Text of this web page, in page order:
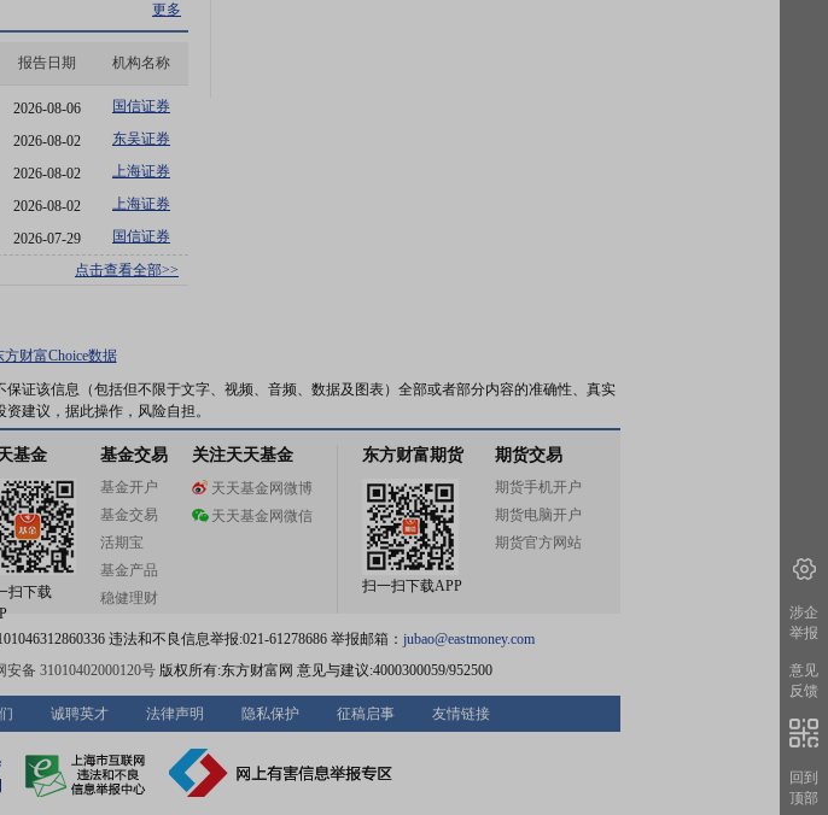
更多
报告日期 机构名称
2026-08-06
国信证券
2026-08-02
东吴证券
2026-08-02
上海证券
2026-08-02
上海证券
2026-07-29
国信证券
点击查看全部>>
方财富Choice数据
证该信息（包括但不限于文字、视频、音频、数据及图表）全部或者部分内容的准确性、真实
建议，据此操作，风险自担。
基金
扫下载
基金交易
基金开户
基金交易
活期宝
基金产品
稳健理财
关注天天基金
天天基金网微博
天天基金网微信
东方财富期货
扫一扫下载APP
期货交易
期货手机开户
期货电脑开户
期货官方网站
违法和不良信息举报:021-61278686 举报邮箱： jubao@eastmoney.com
安备 31010402000120号版权所有:东方财富网 意见与建议:4000300059/952500
诚聘英才 法律声明 隐私保护 征稿启事 友情链接
涉企
举报
意见
反馈
回到
顶部